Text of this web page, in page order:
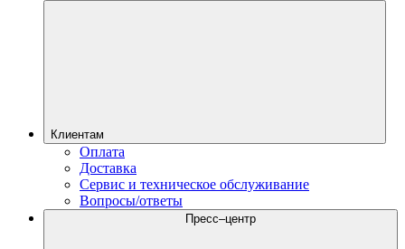
Клиентам
Оплата
Доставка
Сервис и техническое обслуживание
Вопросы/ответы
Пресс–центр